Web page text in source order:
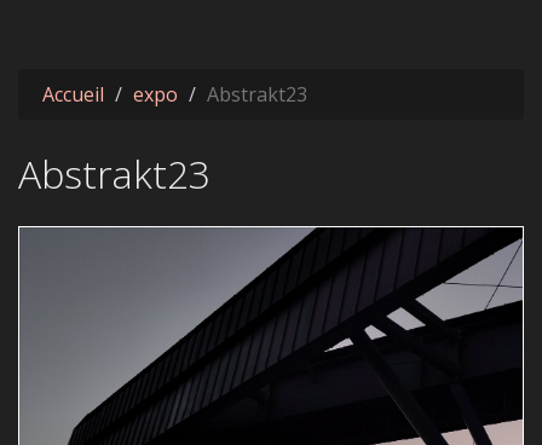
Accueil expo Abstrakt23
Abstrakt23